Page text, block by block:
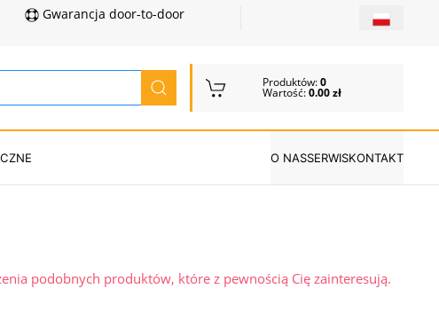
Gwarancja door-to-door
Produktów:0
Wartość:0.00 zł
O NASSERWISKONTAKT
podobnych produktów, które z pewnością Cię zainteresują.